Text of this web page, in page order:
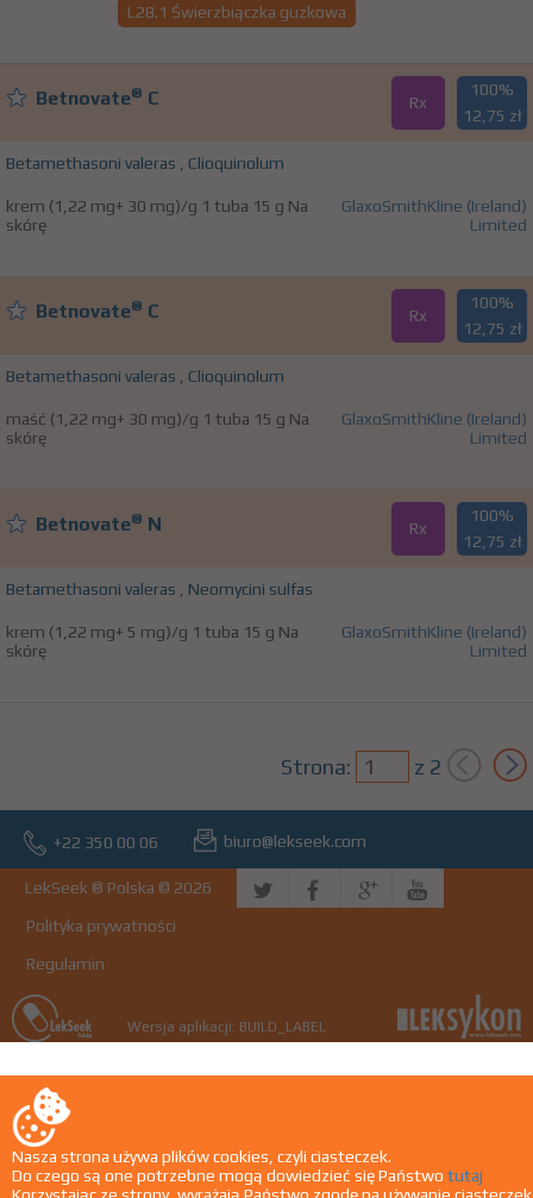
L28.1 Świerzbiączka guzkowa
Betnovate® C Rx
100%
12,75 zł
Betamethasoni valeras , Clioquinolum
krem (1,22 mg+ 30 mg)/g 1 tuba 15 g Na
skórę
GlaxoSmithKline (Ireland)
Limited
Betnovate® C Rx
100%
12,75 zł
Betamethasoni valeras , Clioquinolum
maść (1,22 mg+ 30 mg)/g 1 tuba 15 g Na
skórę
GlaxoSmithKline (Ireland)
Limited
Betnovate® N Rx
100%
12,75 zł
Betamethasoni valeras , Neomycini sulfas
krem (1,22 mg+ 5 mg)/g 1 tuba 15 g Na
skórę
GlaxoSmithKline (Ireland)
Limited
Strona: z 2
+22 350 00 06 biuro@lekseek.com
LekSeek ® Polska © 2026
Polityka prywatności
Regulamin
Wersja aplikacji: BUILD_LABEL
Nasza strona używa plików cookies, czyli ciasteczek.
Do czego są one potrzebne mogą dowiedzieć się Państwo tutaj